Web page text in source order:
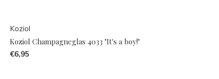
Koziol
Koziol Champagneglas 4033 "It's a boy!"
€6,95